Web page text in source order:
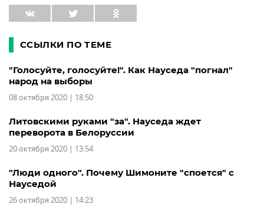
ССЫЛКИ ПО ТЕМЕ
"Голосуйте, голосуйте!". Как Науседа "погнал"
народ на выборы
08 октября 2020 | 18:50
Литовскими руками "за". Науседа ждет
переворота в Белоруссии
20 октября 2020 | 13:54
"Люди одного". Почему Шимоните "споется" c
Науседой
26 октября 2020 | 14:23